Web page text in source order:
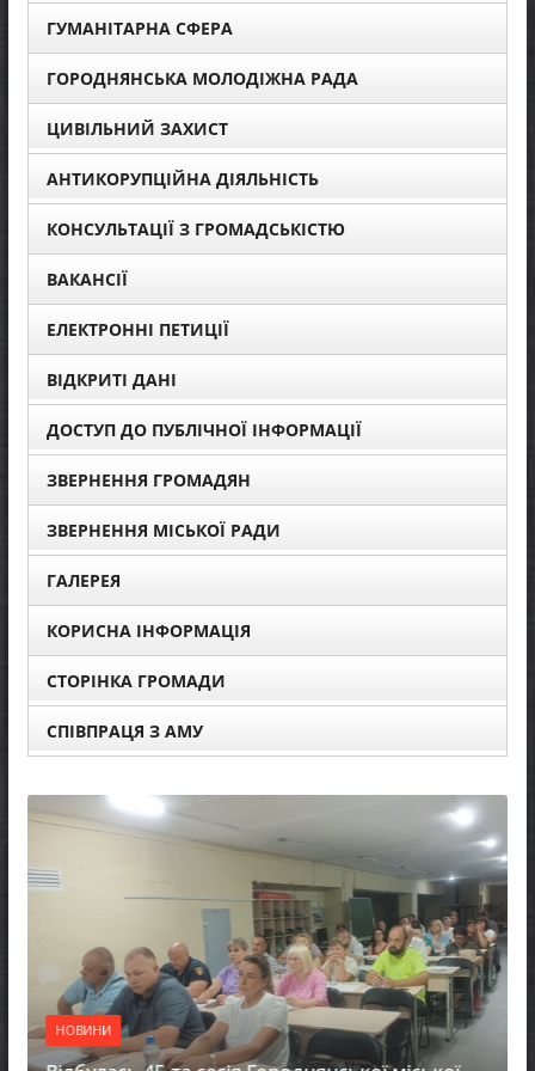
ГУМАНІТАРНА СФЕРА
ГОРОДНЯНСЬКА МОЛОДІЖНА РАДА
ЦИВІЛЬНИЙ ЗАХИСТ
АНТИКОРУПЦІЙНА ДІЯЛЬНІСТЬ
КОНСУЛЬТАЦІЇ З ГРОМАДСЬКІСТЮ
ВАКАНСІЇ
ЕЛЕКТРОННІ ПЕТИЦІЇ
ВІДКРИТІ ДАНІ
ДОСТУП ДО ПУБЛІЧНОЇ ІНФОРМАЦІЇ
ЗВЕРНЕННЯ ГРОМАДЯН
ЗВЕРНЕННЯ МІСЬКОЇ РАДИ
ГАЛЕРЕЯ
КОРИСНА ІНФОРМАЦІЯ
СТОРІНКА ГРОМАДИ
СПІВПРАЦЯ З АМУ
НОВИНИ
Фахівці